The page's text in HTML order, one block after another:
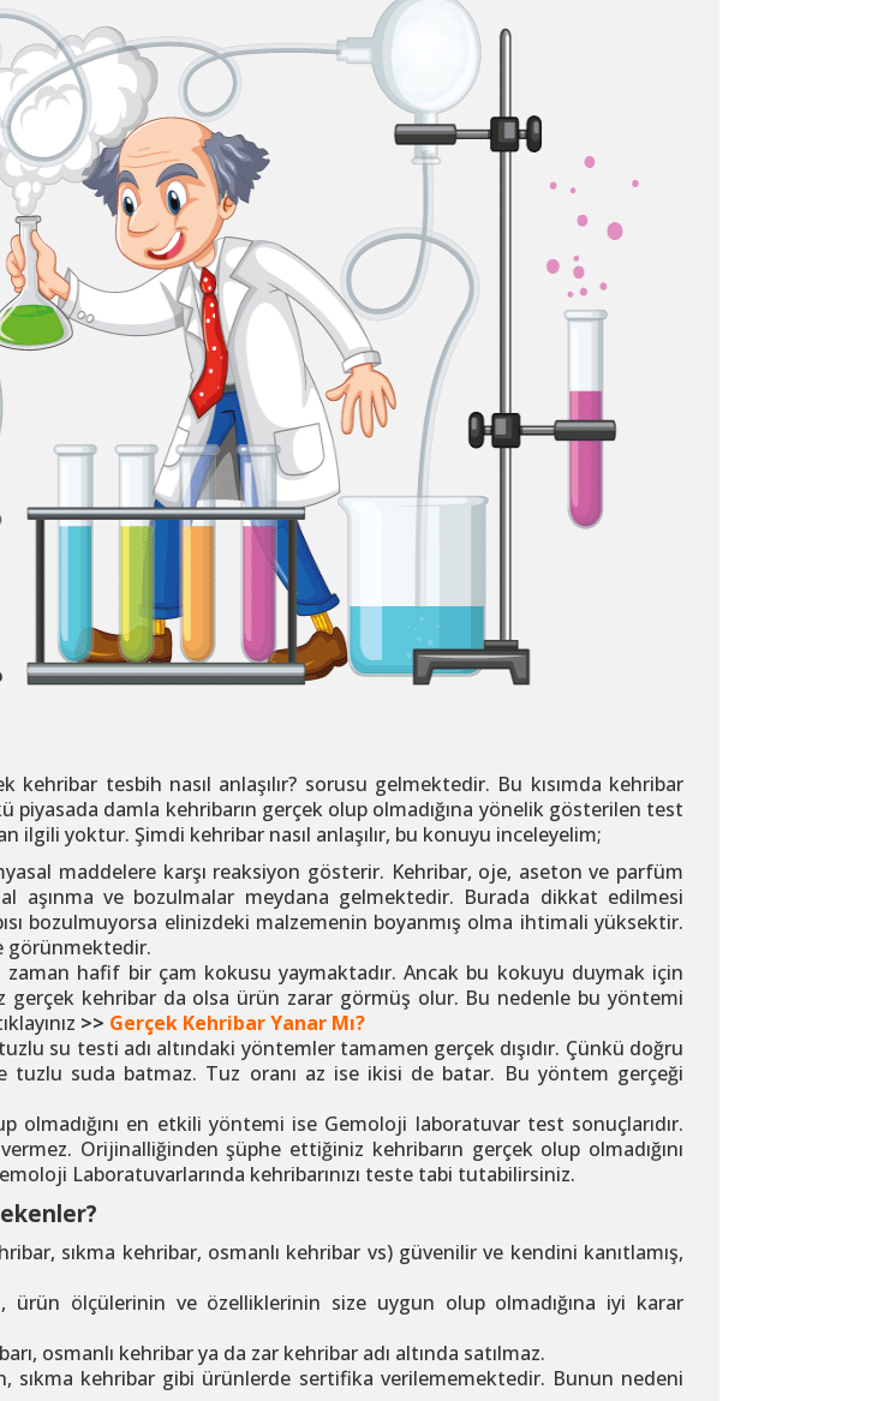
tesbih nasıl anlaşılır? sorusu gelmektedir. Bu kısımda kehribar
damla kehribarın gerçek olup olmadığına yönelik gösterilen test
yoktur. Şimdi kehribar nasıl anlaşılır, bu konuyu inceleyelim;
maddelere karşı reaksiyon gösterir. Kehribar, oje, aseton ve parfüm
aşınma ve bozulmalar meydana gelmektedir. Burada dikkat edilmesi
bozulmuyorsa elinizdeki malzemenin boyanmış olma ihtimali yüksektir.
görünmektedir.
zaman hafif bir çam kokusu yaymaktadır. Ancak bu kokuyu duymak için
gerçek kehribar da olsa ürün zarar görmüş olur. Bu nedenle bu yöntemi
>> Gerçek Kehribar Yanar Mı?
su testi adı altındaki yöntemler tamamen gerçek dışıdır. Çünkü doğru
tuzlu suda batmaz. Tuz oranı az ise ikisi de batar. Bu yöntem gerçeği
olmadığını en etkili yöntemi ise Gemoloji laboratuvar test sonuçlarıdır.
Orijinalliğinden şüphe ettiğiniz kehribarın gerçek olup olmadığını
Laboratuvarlarında kehribarınızı teste tabi tutabilirsiniz.
sıkma kehribar, osmanlı kehribar vs) güvenilir ve kendini kanıtlamış,
ürün ölçülerinin ve özelliklerinin size uygun olup olmadığına iyi karar
osmanlı kehribar ya da zar kehribar adı altında satılmaz.
sıkma kehribar gibi ürünlerde sertifika verilememektedir. Bunun nedeni